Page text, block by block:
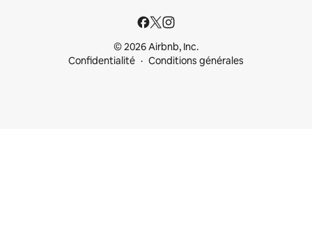
© 2026 Airbnb, Inc.
Confidentialité
Conditions générales